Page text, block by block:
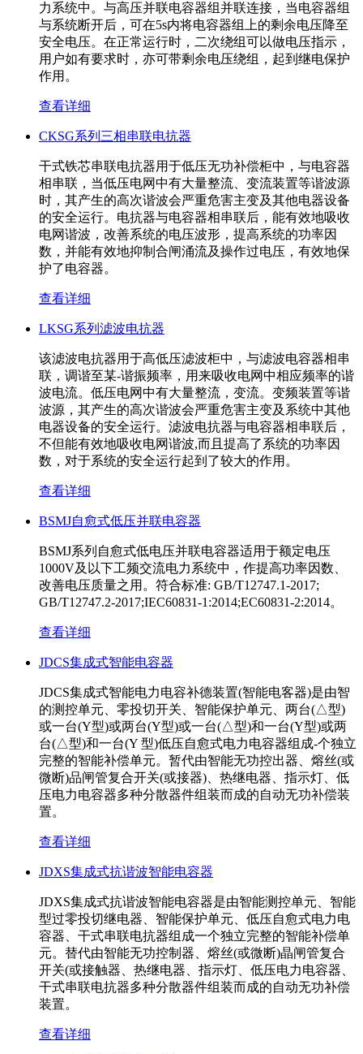
力系统中。与高压并联电容器组并联连接，当电容器组
与系统断开后，可在5s内将电容器组上的剩余电压降至
安全电压。在正常运行时，二次绕组可以做电压指示，
用户如有要求时，亦可带剩余电压绕组，起到继电保护
作用。
查看详细
CKSG系列三相串联电抗器
干式铁芯串联电抗器用于低压无功补偿柜中，与电容器
相串联，当低压电网中有大量整流、变流装置等谐波源
时，其产生的高次谐波会严重危害主变及其他电器设备
的安全运行。电抗器与电容器相串联后，能有效地吸收
电网谐波，改善系统的电压波形，提高系统的功率因
数，并能有效地抑制合闸涌流及操作过电压，有效地保
护了电容器。
查看详细
LKSG系列滤波电抗器
该滤波电抗器用于高低压滤波柜中，与滤波电容器相串
联，调谐至某-谐振频率，用来吸收电网中相应频率的谐
波电流。低压电网中有大量整流，变流。变频装置等谐
波源，其产生的高次谐波会严重危害主变及系统中其他
电器设备的安全运行。滤波电抗器与电容器相串联后，
不但能有效地吸收电网谐波,而且提高了系统的功率因
数，对于系统的安全运行起到了较大的作用。
查看详细
BSMJ自愈式低压并联电容器
BSMJ系列自愈式低电压并联电容器适用于额定电压
1000V及以下工频交流电力系统中，作提高功率因数、
改善电压质量之用。符合标准: GB/T12747.1-2017;
GB/T12747.2-2017;IEC60831-1:2014;EC60831-2:2014。
查看详细
JDCS集成式智能电容器
JDCS集成式智能电力电容补德装置(智能电客器)是由智
的测控单元、零投切开关、智能保护单元、两台(△型)
或一台(Y型)或两台(Y型)或一台(△型)和一台(Y型)或两
台(△型)和一台(Y 型)低压自愈式电力电容器组成-个独立
完整的智能补偿单元。暂代由智能无功控出器、熔丝(或
微断)品闸管复合开关(或接器)、热继电器、指示灯、低
压电力电容器多种分散器件组装而成的自动无功补偿装
置。
查看详细
JDXS集成式抗谐波智能电容器
JDXS集成式抗谐波智能电容器是由智能测控单元、智能
型过零投切继电器、智能保护单元、低压自愈式电力电
容器、干式串联电抗器组成一个独立完整的智能补偿单
元。替代由智能无功控制器、熔丝(或微断)晶闸管复合
开关(或接触器、热继电器、指示灯、低压电力电容器、
干式串联电抗器多种分散器件组装而成的自动无功补偿
装置。
查看详细